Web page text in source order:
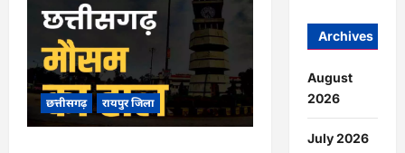
भगवान
शिव
पर
आपत्तिजनक
टिप्पणी,
क्रिश्चियन
फोरम
का
नेता
गिरफ्तार
छत्तीसगढ़ रायपुर जिला
Archives
August
2026
July 2026